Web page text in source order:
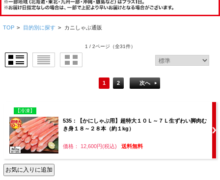
TOP > 目的別に探す > カニしゃぶ通販
1 / 2ページ （全31件）
1 2 次へ
【冷凍】
535：【かにしゃぶ用】超特大１０Ｌ～７Ｌ生ずわい脚肉む
き身１８～２８本（約１kg）
価格： 12,600円(税込) 送料無料